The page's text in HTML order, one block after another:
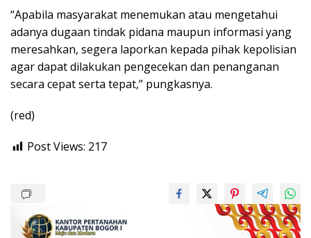
“Apabila masyarakat menemukan atau mengetahui
adanya dugaan tindak pidana maupun informasi yang
meresahkan, segera laporkan kepada pihak kepolisian
agar dapat dilakukan pengecekan dan penanganan
secara cepat serta tepat,” pungkasnya.
(red)
Post Views: 217